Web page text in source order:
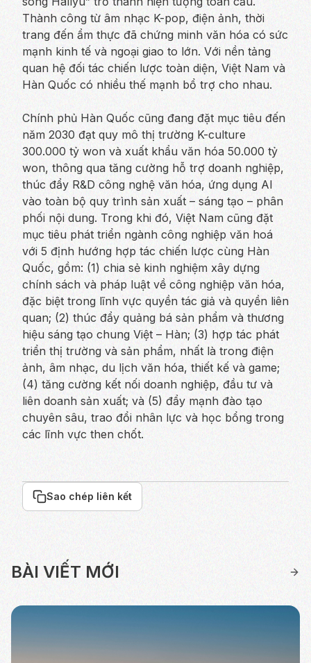
Thành công từ âm nhạc K-pop, điện ảnh, thời
trang đến ẩm thực đã chứng minh văn hóa có sức
mạnh kinh tế và ngoại giao to lớn. Với nền tảng
quan hệ đối tác chiến lược toàn diện, Việt Nam và
Hàn Quốc có nhiều thế mạnh bổ trợ cho nhau.
Chính phủ Hàn Quốc cũng đang đặt mục tiêu đến
năm 2030 đạt quy mô thị trường K-culture
300.000 tỷ won và xuất khẩu văn hóa 50.000 tỷ
won, thông qua tăng cường hỗ trợ doanh nghiệp,
thúc đẩy R&D công nghệ văn hóa, ứng dụng AI
vào toàn bộ quy trình sản xuất – sáng tạo – phân
phối nội dung. Trong khi đó, Việt Nam cũng đặt
mục tiêu phát triển ngành công nghiệp văn hoá
với 5 định hướng hợp tác chiến lược cùng Hàn
Quốc, gồm: (1) chia sẻ kinh nghiệm xây dựng
chính sách và pháp luật về công nghiệp văn hóa,
đặc biệt trong lĩnh vực quyền tác giả và quyền liên
quan; (2) thúc đẩy quảng bá sản phẩm và thương
hiệu sáng tạo chung Việt – Hàn; (3) hợp tác phát
triển thị trường và sản phẩm, nhất là trong điện
ảnh, âm nhạc, du lịch văn hóa, thiết kế và game;
(4) tăng cường kết nối doanh nghiệp, đầu tư và
liên doanh sản xuất; và (5) đẩy mạnh đào tạo
chuyên sâu, trao đổi nhân lực và học bổng trong
các lĩnh vực then chốt.
Sao chép liên kết
BÀI VIẾT MỚI